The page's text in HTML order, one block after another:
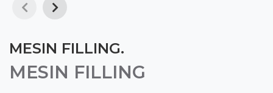
MESIN FILLING.
MESIN FILLING